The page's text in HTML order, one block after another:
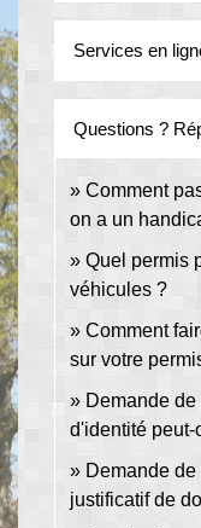
Services en
Questions ?
Comment
on a un
Quel permis
véhicules ?
Comment
sur votre
Demande
d'identité peut-
Demande
justificatif de